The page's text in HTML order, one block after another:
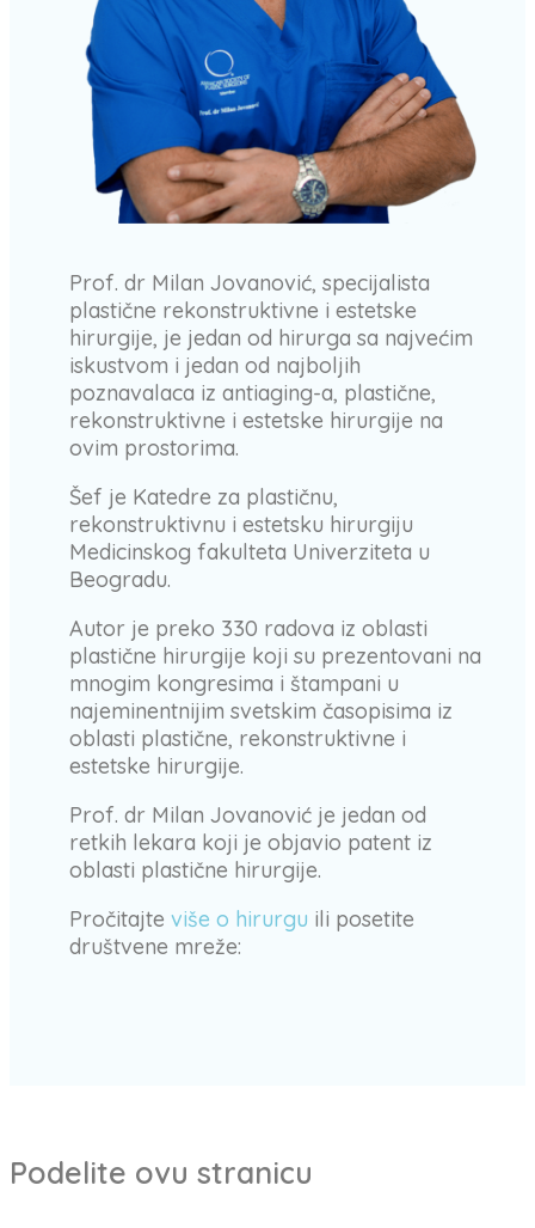
Prof. dr Milan Jovanović, specijalista
plastične rekonstruktivne i estetske
hirurgije, je jedan od hirurga sa najvećim
iskustvom i jedan od najboljih
poznavalaca iz antiaging-a, plastične,
rekonstruktivne i estetske hirurgije na
ovim prostorima.
Šef je Katedre za plastičnu,
rekonstruktivnu i estetsku hirurgiju
Medicinskog fakulteta Univerziteta u
Beogradu.
Autor je preko 330 radova iz oblasti
plastične hirurgije koji su prezentovani na
mnogim kongresima i štampani u
najeminentnijim svetskim časopisima iz
oblasti plastične, rekonstruktivne i
estetske hirurgije.
Prof. dr Milan Jovanović je jedan od
retkih lekara koji je objavio patent iz
oblasti plastične hirurgije.
Pročitajte više o hirurgu ili posetite
društvene mreže:
Podelite ovu stranicu